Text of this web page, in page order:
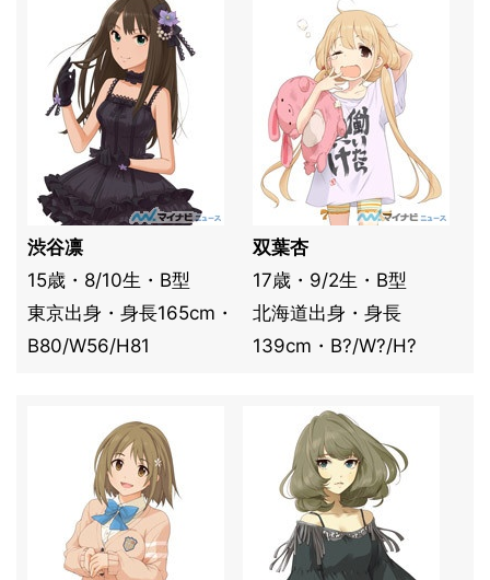
渋谷凛
15歳・8/10生・B型
東京出身・身長165cm・
B80/W56/H81
双葉杏
17歳・9/2生・B型
北海道出身・身長
139cm・B?/W?/H?